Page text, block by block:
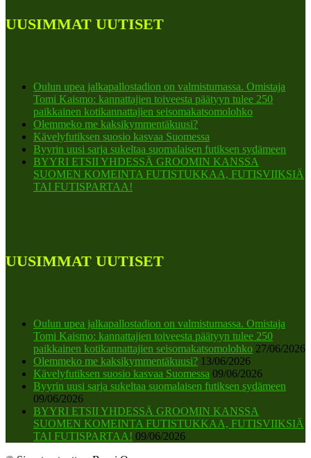
UUSIMMAT UUTISET
Oulun upea jalkapallostadion on valmistumassa. Omistaja
Tomi Kaismo: kannattajien toiveesta päätyyn tulee 250
paikkainen kotikannattajien seisomakatsomolohko
Olemmeko me kaksikymmentäkuusi?
Kävelyfutiksen suosio kasvaa Suomessa
Byyrin uusi sarja sukeltaa suomalaisen futiksen sydämeen
BYYRI ETSII YHDESSÄ GROOMIN KANSSA
SUOMEN KOMEINTA FUTISTUKKAA, FUTISVIIKSIÄ
TAI FUTISPARTAA!
UUSIMMAT UUTISET
Oulun upea jalkapallostadion on valmistumassa. Omistaja
Tomi Kaismo: kannattajien toiveesta päätyyn tulee 250
paikkainen kotikannattajien seisomakatsomolohko 27/06/2026
Olemmeko me kaksikymmentäkuusi? 13/06/2026
Kävelyfutiksen suosio kasvaa Suomessa 09/06/2026
Byyrin uusi sarja sukeltaa suomalaisen futiksen sydämeen
09/06/2026
BYYRI ETSII YHDESSÄ GROOMIN KANSSA
SUOMEN KOMEINTA FUTISTUKKAA, FUTISVIIKSIÄ
TAI FUTISPARTAA! 09/06/2026